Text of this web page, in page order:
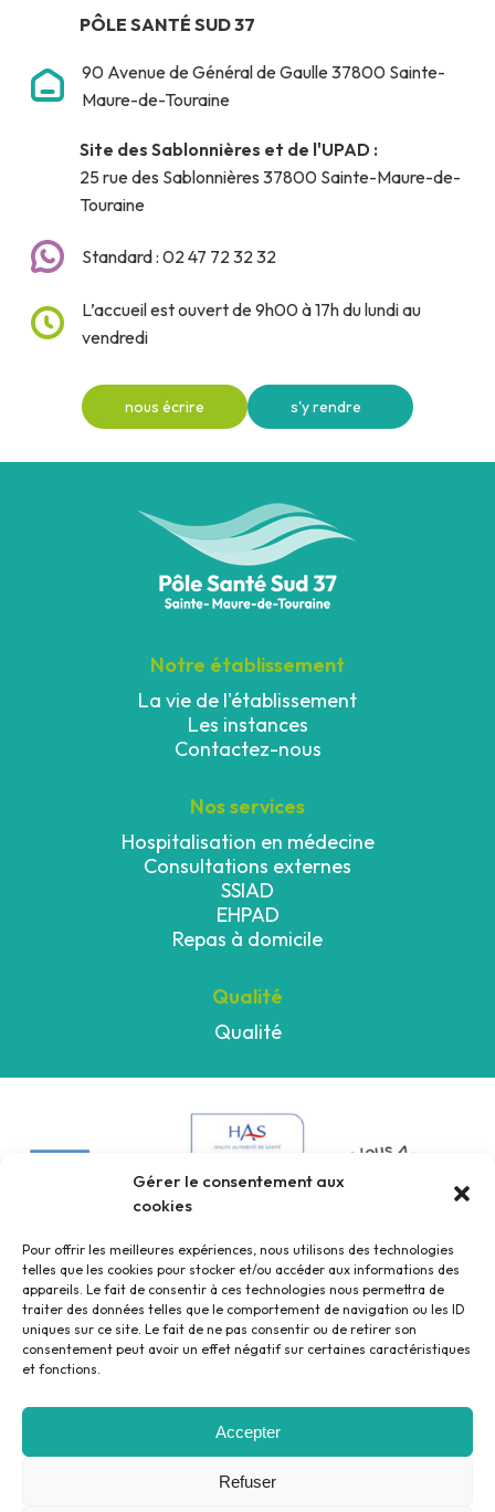
Gérer le consentement aux
cookies
Pour offrir les meilleures expériences, nous utilisons des technologies
telles que les cookies pour stocker et/ou accéder aux informations des
appareils. Le fait de consentir à ces technologies nous permettra de
traiter des données telles que le comportement de navigation ou les ID
uniques sur ce site. Le fait de ne pas consentir ou de retirer son
consentement peut avoir un effet négatif sur certaines caractéristiques
et fonctions.
Accepter
Refuser
PÔLE SANTÉ SUD 37
90 Avenue de Général de Gaulle 37800 Sainte-
Maure-de-Touraine
Site des Sablonnières et de l'UPAD :
25 rue des Sablonnières 37800 Sainte-Maure-de-
Touraine
Standard : 02 47 72 32 32
L’accueil est ouvert de 9h00 à 17h du lundi au
vendredi
nous écrire s'y rendre
Notre établissement
La vie de l'établissement
Les instances
Contactez-nous
Nos services
Hospitalisation en médecine
Consultations externes
SSIAD
EHPAD
Repas à domicile
Qualité
Qualité
Mentions légales
Politique de confidentialité